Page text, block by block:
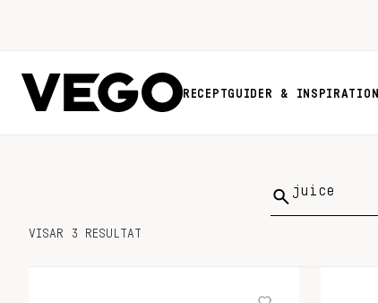
RECEPTGUIDER & INSPIRATION
Sök
VISAR 3 RESULTAT